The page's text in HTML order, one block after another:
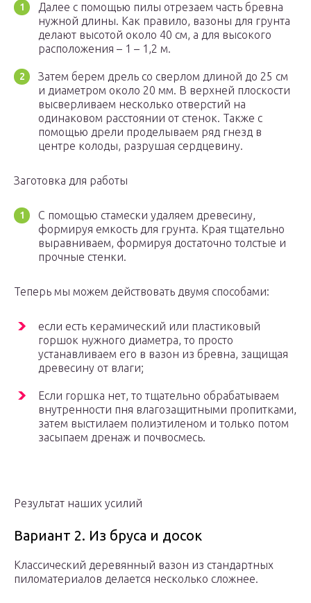
Далее с помощью пилы отрезаем часть бревна
нужной длины. Как правило, вазоны для грунта
делают высотой около 40 см, а для высокого
расположения – 1 – 1,2 м.
Затем берем дрель со сверлом длиной до 25 см
и диаметром около 20 мм. В верхней плоскости
высверливаем несколько отверстий на
одинаковом расстоянии от стенок. Также с
помощью дрели проделываем ряд гнезд в
центре колоды, разрушая сердцевину.
Заготовка для работы
С помощью стамески удаляем древесину,
формируя емкость для грунта. Края тщательно
выравниваем, формируя достаточно толстые и
прочные стенки.
Теперь мы можем действовать двумя способами:
если есть керамический или пластиковый
горшок нужного диаметра, то просто
устанавливаем его в вазон из бревна, защищая
древесину от влаги;
Если горшка нет, то тщательно обрабатываем
внутренности пня влагозащитными пропитками,
затем выстилаем полиэтиленом и только потом
засыпаем дренаж и почвосмесь.
Результат наших усилий
Вариант 2. Из бруса и досок
Классический деревянный вазон из стандартных
пиломатериалов делается несколько сложнее.